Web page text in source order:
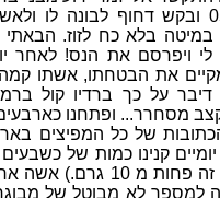
טלפון: 0547580058 ובקש דחוף
בלא כח לזוז. הבאתי
לי ויפרסם את הנס! לאחר
את הבטחתו, אשתו
דיבר על כך ברדיו קול
מסחרר... ופתחנו
של כל המפיצים
קנינו כמות של
המרפא לאדם אחד זה
למספר לא מבוטל של